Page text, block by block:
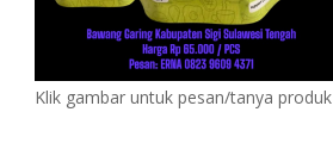
Klik gambar untuk pesan/tanya produk